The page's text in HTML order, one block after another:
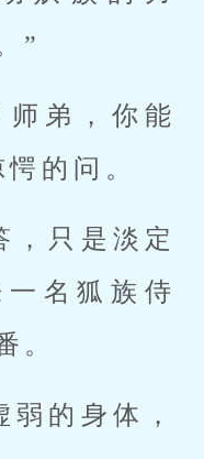
”
弟，你能
的问。
，只是淡定
名狐族侍
。
的身体，